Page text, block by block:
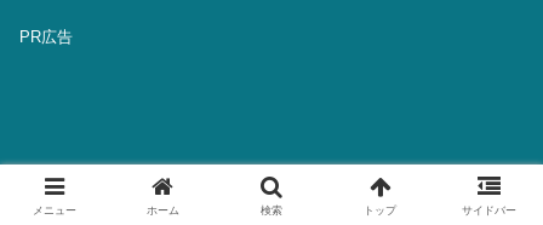
PR広告
メニュー ホーム 検索 トップ サイドバー